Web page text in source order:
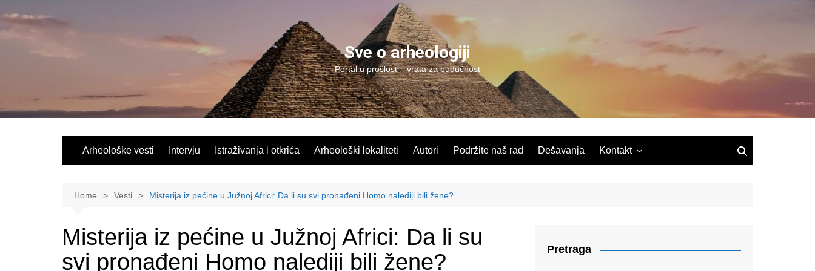
Sve o arheologiji
Portal u prošlost – vrata za budućnost
Arheološke vesti Intervju Istraživanja i otkrića Arheološki lokaliteti Autori Podržite naš rad Dešavanja Kontakt
Home Vesti Misterija iz pećine u Južnoj Africi: Da li su svi pronađeni Homo nalediji bili žene?
Misterija iz pećine u Južnoj Africi: Da li su
svi pronađeni Homo nalediji bili žene?
Pretraga